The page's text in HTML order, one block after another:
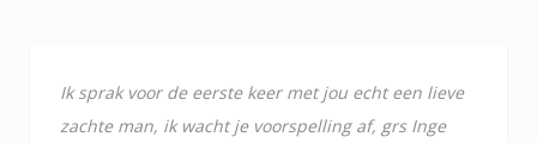
Ik sprak voor de eerste keer met jou echt een lieve
zachte man, ik wacht je voorspelling af, grs Inge